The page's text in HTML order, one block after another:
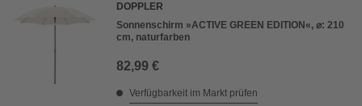
DOPPLER
Sonnenschirm »ACTIVE GREEN EDITION«, ⌀: 210
cm, naturfarben
82,99 €
Verfügbarkeit im Markt prüfen